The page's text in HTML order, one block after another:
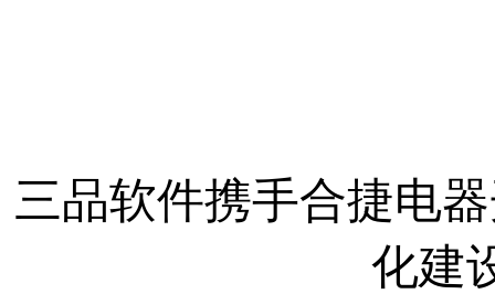
三品软件携手合捷电
化建